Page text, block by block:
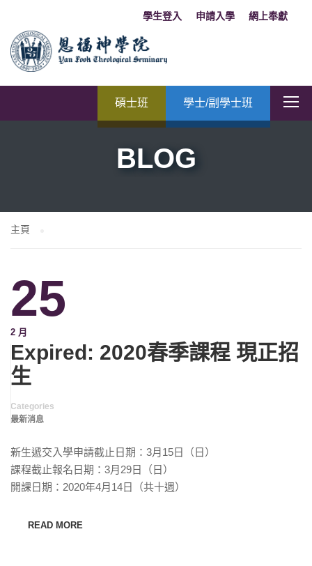
學生登入 申請入學 網上奉獻
碩士班 學士/副學士班
BLOG
主頁
25
2 月
Expired: 2020春季課程 現正招
生
Categories
最新消息
新生遞交入學申請截止日期：3月15日（日）
課程截止報名日期：3月29日（日）
開課日期：2020年4月14日（共十週）
READ MORE